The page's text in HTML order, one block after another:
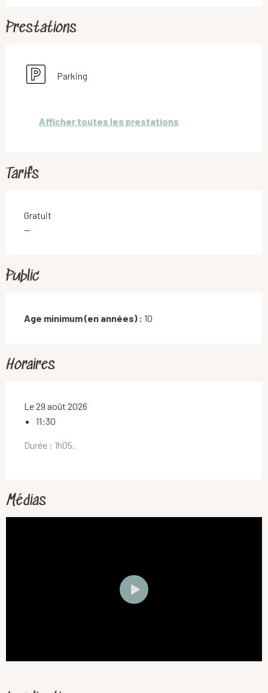
Prestations
Parking
Afficher toutes les prestations
Tarifs
Gratuit
—
Public
Age minimum (en années) : 10
Horaires
Le 29 août 2026
11:30
Durée : 1h05.
Médias